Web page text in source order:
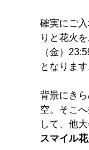
確実にご
りと花火
（金）
となります
背景にき
空。そこ
して、他
スマイル